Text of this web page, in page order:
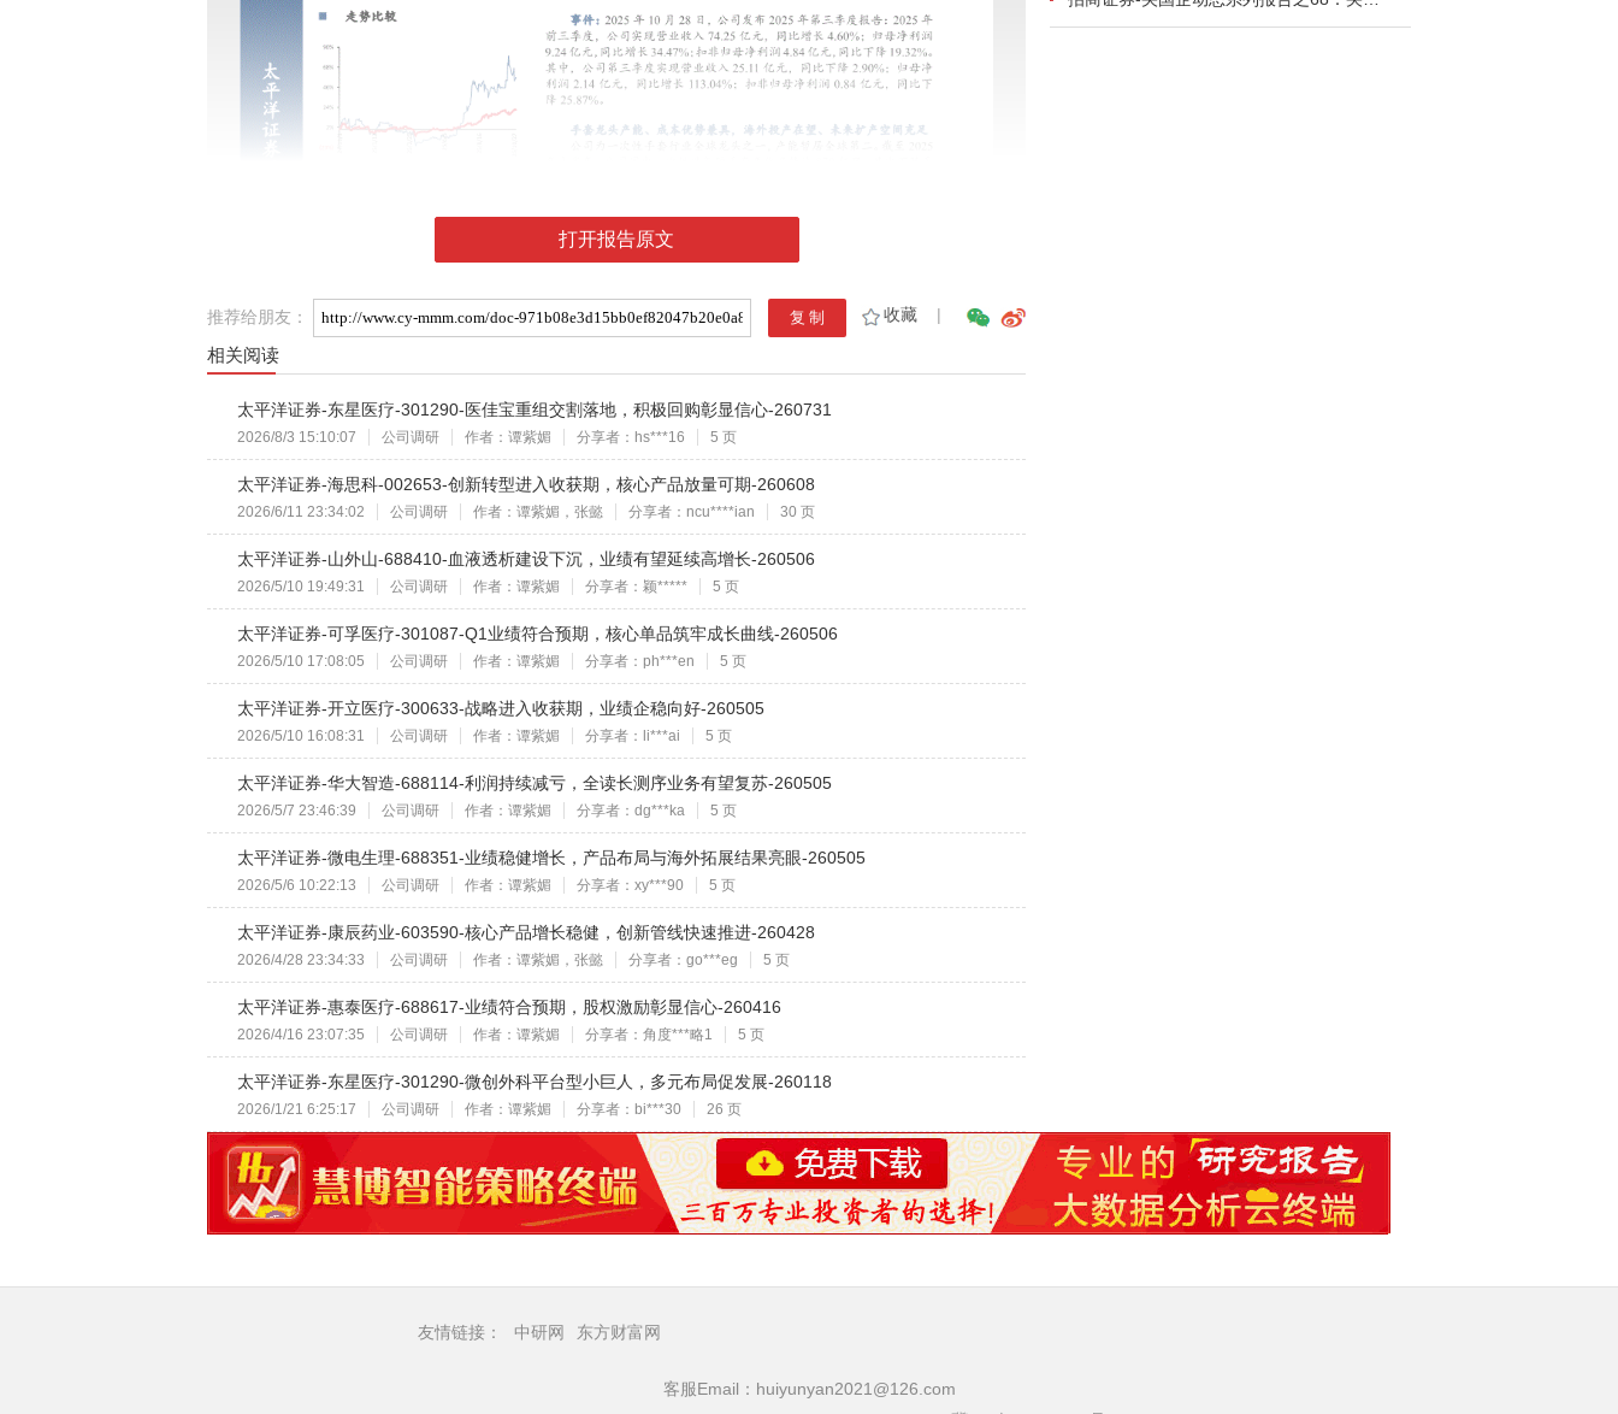
打开报告原文
推荐给朋友： 收藏 |
相关阅读
太平洋证券-东星医疗-301290-医佳宝重组交割落地，积极回购彰显信心-260731
2026/8/3 15:10:07 公司调研 作者：谭紫媚 分享者：hs***16 5 页
太平洋证券-海思科-002653-创新转型进入收获期，核心产品放量可期-260608
2026/6/11 23:34:02 公司调研 作者：谭紫媚，张懿 分享者：ncu****ian 30 页
太平洋证券-山外山-688410-血液透析建设下沉，业绩有望延续高增长-260506
2026/5/10 19:49:31 公司调研 作者：谭紫媚 分享者：颖***** 5 页
太平洋证券-可孚医疗-301087-Q1业绩符合预期，核心单品筑牢成长曲线-260506
2026/5/10 17:08:05 公司调研 作者：谭紫媚 分享者：ph***en 5 页
太平洋证券-开立医疗-300633-战略进入收获期，业绩企稳向好-260505
2026/5/10 16:08:31 公司调研 作者：谭紫媚 分享者：li***ai 5 页
太平洋证券-华大智造-688114-利润持续减亏，全读长测序业务有望复苏-260505
2026/5/7 23:46:39 公司调研 作者：谭紫媚 分享者：dg***ka 5 页
太平洋证券-微电生理-688351-业绩稳健增长，产品布局与海外拓展结果亮眼-260505
2026/5/6 10:22:13 公司调研 作者：谭紫媚 分享者：xy***90 5 页
太平洋证券-康辰药业-603590-核心产品增长稳健，创新管线快速推进-260428
2026/4/28 23:34:33 公司调研 作者：谭紫媚，张懿 分享者：go***eg 5 页
太平洋证券-惠泰医疗-688617-业绩符合预期，股权激励彰显信心-260416
2026/4/16 23:07:35 公司调研 作者：谭紫媚 分享者：角度***略1 5 页
太平洋证券-东星医疗-301290-微创外科平台型小巨人，多元布局促发展-260118
2026/1/21 6:25:17 公司调研 作者：谭紫媚 分享者：bi***30 26 页
友情链接： 中研网 东方财富网
客服Email：huiyunyan2021@126.com